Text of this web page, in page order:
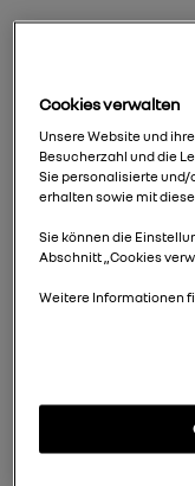
Die Renault
und der ersten
WhistleB
Meldungen
abgeben:
https://
Schildern Sie
Cookies verwalten
Unsere Website und
Besucherzahl und die
Sie personalisierte
erhalten sowie mit
Sie können die
Abschnitt „Cookies
Weitere Informationen